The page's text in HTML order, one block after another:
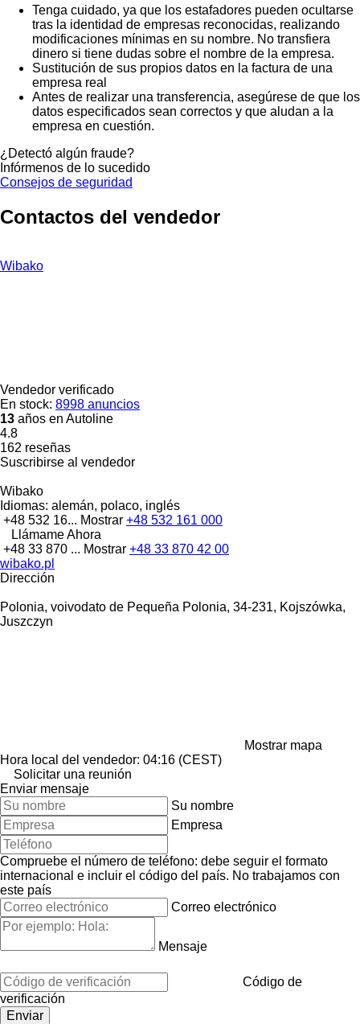
Tenga cuidado, ya que los estafadores pueden ocultarse
tras la identidad de empresas reconocidas, realizando
modificaciones mínimas en su nombre. No transfiera
dinero si tiene dudas sobre el nombre de la empresa.
Sustitución de sus propios datos en la factura de una
empresa real
Antes de realizar una transferencia, asegúrese de que los
datos especificados sean correctos y que aludan a la
empresa en cuestión.
¿Detectó algún fraude?
Infórmenos de lo sucedido
Consejos de seguridad
Contactos del vendedor
Wibako
Vendedor verificado
En stock: 8998 anuncios
13 años en Autoline
4.8
162 reseñas
Suscribirse al vendedor
Wibako
Idiomas: alemán, polaco, inglés
+48 532 16... Mostrar +48 532 161 000
Llámame Ahora
+48 33 870 ... Mostrar +48 33 870 42 00
wibako.pl
Dirección
Polonia, voivodato de Pequeña Polonia, 34-231, Kojszówka,
Juszczyn
Mostrar mapa
Hora local del vendedor: 04:16 (CEST)
Solicitar una reunión
Enviar mensaje
Su nombre
Empresa
Compruebe el número de teléfono: debe seguir el formato
internacional e incluir el código del país. No trabajamos con
este país
Correo electrónico
Mensaje
Código de
verificación